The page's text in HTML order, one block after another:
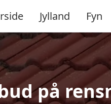
Jylland Fyn
på